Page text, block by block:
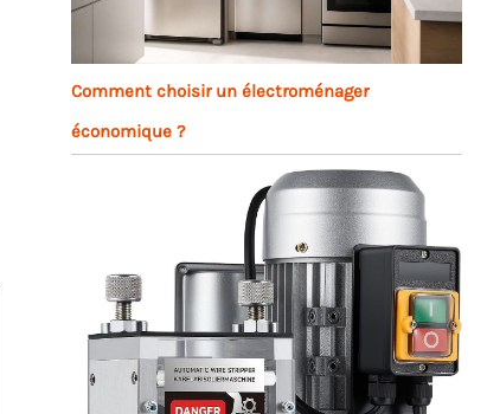
Comment choisir un électroménager
économique ?